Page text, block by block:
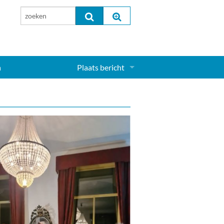
Plaats bericht